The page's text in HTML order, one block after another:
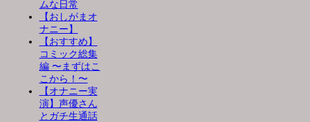
ムな日常
【おしがまオ
ナニー】
【おすすめ】
コミック総集
編 〜まずはこ
こから！〜
【オナニー実
演】声優さん
とガチ生通話